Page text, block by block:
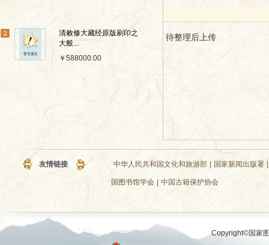
清敕修大藏经原版刷印之
大般...
￥588000.00
待整理后上传
友情链接 中华人民共和国文化和旅游部 国家新闻出版署 |
国图书馆学会 | 中国古籍保护协会
Copyright©国家